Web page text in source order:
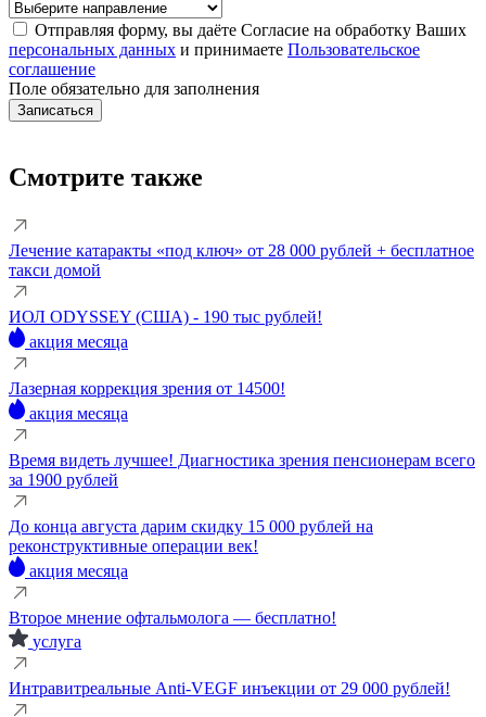
Отправляя форму, вы даёте Согласие на обработку Ваших
персональных данных и принимаете Пользовательское
соглашение
Поле обязательно для заполнения
Смотрите также
Лечение катаракты «под ключ» от 28 000 рублей + бесплатное
такси домой
ИОЛ ODYSSEY (США) - 190 тыс рублей!
акция месяца
Лазерная коррекция зрения от 14500!
акция месяца
Время видеть лучшее! Диагностика зрения пенсионерам всего
за 1900 рублей
До конца августа дарим скидку 15 000 рублей на
реконструктивные операции век!
акция месяца
Второе мнение офтальмолога — бесплатно!
услуга
Интравитреальные Anti-VEGF инъекции от 29 000 рублей!